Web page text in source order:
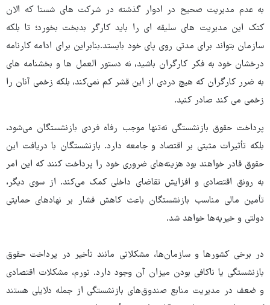
به عدم مدیریت صحیح در ادوار گذشته در شرکت های شستا که الان
کتک این مدیریت های سلیقه ای را باید کارگر بدبخت بخورد؛ تا بلکه
سازمان بتواند برای مدتی روی پای خود بایستد.بنابراین برای ادامه کارنامه
درخشان خود به فکر کارگران باشید, نه دستور العمل ها و بخشنامه های
به ضرر کارگران که هیچ دردی از این قشر کم نمی‌کند, بلکه زخمی آنان را
زخمی می کند صادر کنید.
پرداخت حقوق بازنشستگی نه‌تنها موجب رفاه فردی بازنشستگان می‌شود،
بلکه تأثیرات مثبتی بر اقتصاد و جامعه دارد. بازنشستگان با دریافت این
حقوق قادر خواهند بود هزینه‌های ضروری خود را پرداخت کنند که این امر
به رونق اقتصادی و افزایش تقاضای داخلی کمک می‌کند. از سوی دیگر،
تأمین مالی مناسب بازنشستگان باعث کاهش فشار بر نهادهای حمایتی
دولتی و خیریه‌ها خواهد شد.
در برخی کشورها و سازمان‌ها، مشکلاتی مانند تأخیر در پرداخت حقوق
بازنشستگی یا ناکافی بودن میزان آن وجود دارد. تورم، مشکلات اقتصادی
و ضعف در مدیریت منابع صندوق‌های بازنشستگی از جمله دلایلی هستند